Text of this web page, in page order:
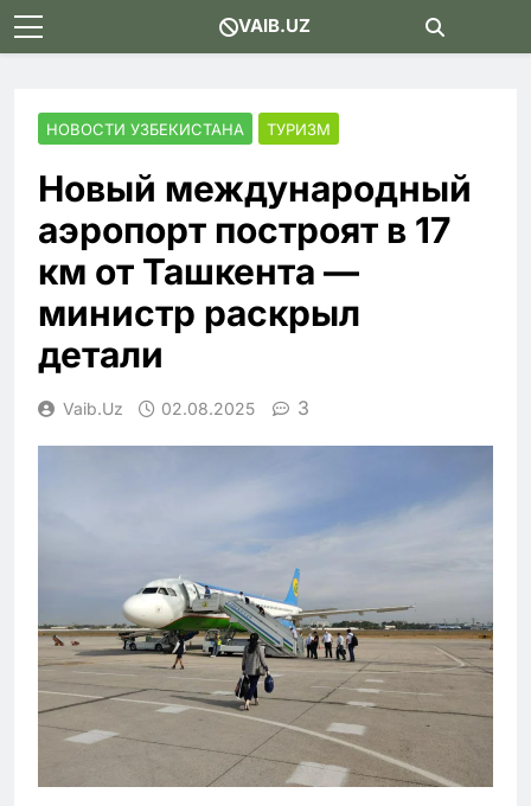
Skip
to
VAIB.UZ
НОВОСТИ УЗБЕКИСТАНА ТУРИЗМ
Новый международный
аэропорт построят в 17
км от Ташкента —
министр раскрыл
детали
Vaib.uz 02.08.2025 3